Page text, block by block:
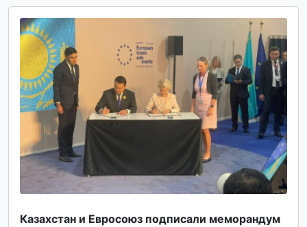
Казахстан и Евросоюз подписали меморандум